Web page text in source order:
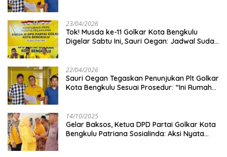
23/04/2026
‎Tok! Musda ke-11 Golkar Kota Bengkulu
Digelar Sabtu Ini, Sauri Oegan: Jadwal Sudah
22/04/2026
Sauri Oegan Tegaskan Penunjukan Plt Golkar
Kota Bengkulu Sesuai Prosedur: “Ini Rumah
14/10/2025
‎Gelar Baksos, Ketua DPD Partai Golkar Kota
Bengkulu Patriana Sosialinda: Aksi Nyata